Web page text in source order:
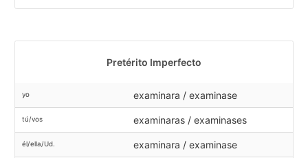
Pretérito Imperfecto
yo examinara / examinase
tú/vos examinaras / examinases
él/ella/Ud. examinara / examinase